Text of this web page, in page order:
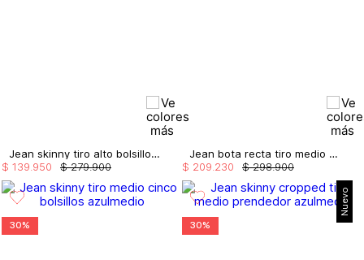
Jean skinny tiro alto bolsillos bordados
$ 279.900
$ 139 950
Jean bota recta tiro medio con broches
$ 298.900
$ 209 230
30%
Nuevo
30%